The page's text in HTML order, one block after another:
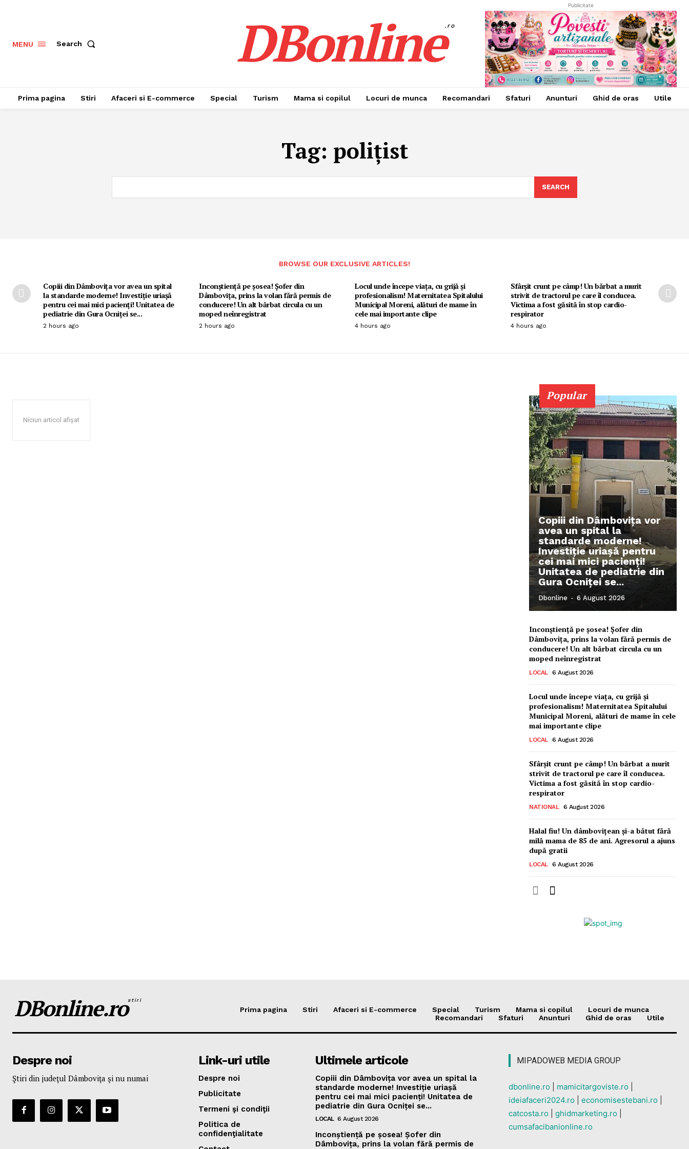
Ionuț Parghel
MENU Search DBonline.ro
Publicitate
Prima pagina Stiri Afaceri si E-commerce Special Turism Mama si copilul Locuri de munca Recomandari Sfaturi Anunturi Ghid de oras Utile
Tag: polițist
SEARCH
BROWSE OUR EXCLUSIVE ARTICLES!
Copiii din Dâmbovița vor avea un spital
la standarde moderne! Investiție uriașă
pentru cei mai mici pacienți! Unitatea de
pediatrie din Gura Ocniței se...
2 hours ago
Inconștiență pe șosea! Șofer din
Dâmbovița, prins la volan fără permis de
conducere! Un alt bărbat circula cu un
moped neînregistrat
2 hours ago
Locul unde începe viața, cu grijă și
profesionalism! Maternitatea Spitalului
Municipal Moreni, alături de mame în
cele mai importante clipe
4 hours ago
Sfârșit crunt pe câmp! Un bărbat a murit
strivit de tractorul pe care îl conducea.
Victima a fost găsită în stop cardio-
respirator
4 hours ago
Niciun articol afișat
Popular
Copiii din Dâmbovița vor
avea un spital la
standarde moderne!
Investiție uriașă pentru
cei mai mici pacienți!
Unitatea de pediatrie din
Gura Ocniței se...
Dbonline - 6 August 2026
Inconștiență pe șosea! Șofer din
Dâmbovița, prins la volan fără permis de
conducere! Un alt bărbat circula cu un
moped neînregistrat
LOCAL 6 August 2026
Locul unde începe viața, cu grijă și
profesionalism! Maternitatea Spitalului
Municipal Moreni, alături de mame în cele
mai importante clipe
LOCAL 6 August 2026
Sfârșit crunt pe câmp! Un bărbat a murit
strivit de tractorul pe care îl conducea.
Victima a fost găsită în stop cardio-
respirator
NATIONAL 6 August 2026
Halal fiu! Un dâmbovițean și-a bătut fără
milă mama de 85 de ani. Agresorul a ajuns
după gratii
LOCAL 6 August 2026
DBonline.rostiri
Prima pagina Stiri Afaceri si E-commerce Special Turism Mama si copilul
Locuri de munca
Recomandari
Sfaturi Anunturi Ghid de oras Utile
Despre noi
Ştiri din judeţul Dâmboviţa şi nu numai
Link-uri utile
Despre noi
Publicitate
Termeni şi condiţii
Politica de
confidenţialitate
Ultimele articole
Copiii din Dâmbovița vor avea un spital la
standarde moderne! Investiție uriașă
pentru cei mai mici pacienți! Unitatea de
pediatrie din Gura Ocniței se...
LOCAL 6 August 2026
Inconștiență pe șosea! Șofer din
Dâmbovița, prins la volan fără permis de
MIPADOWEB MEDIA GROUP
dbonline.ro mamicitargoviste.ro
ideiafaceri2024.ro
economisestebani.ro
catcosta.ro
ghidmarketing.ro
cumsafacibanionline.ro